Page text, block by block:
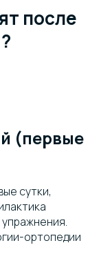
после
(первые
сутки,
ортопедии